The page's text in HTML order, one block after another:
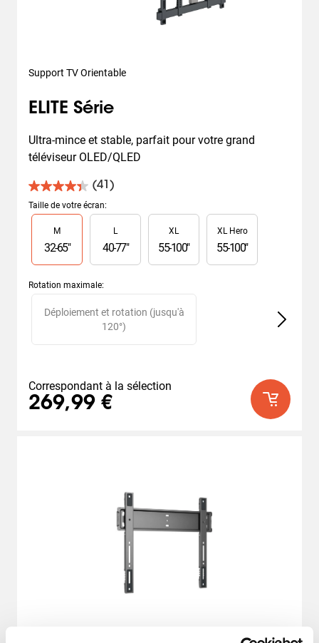
Support TV Orientable
ELITE Série
Ultra-mince et stable, parfait pour votre grand
téléviseur OLED/QLED
(41)
4.4
sur
5
étoiles.
avis
Taille de votre écran:
Slide 1 of 4
M
32-65"
L
40-77"
XL
55-100"
XL Hero
55-100"
Rotation maximale:
Slide 1 of 2
Déploiement et rotation (jusqu'à
120°)
Correspondant à la sélection
269,99 €